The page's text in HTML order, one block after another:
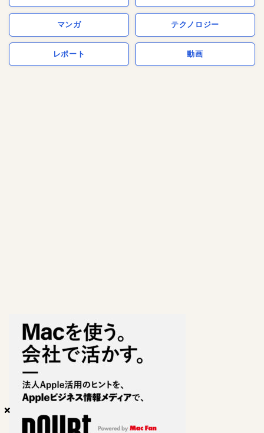
×
×
×
マンガ テクノロジー
レポート 動画